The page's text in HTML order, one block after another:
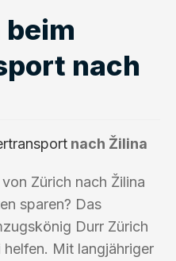
beim
nach
nach Žilina
Zürich nach Žilina
sparen? Das
Durr Zürich
Mit langjähriger